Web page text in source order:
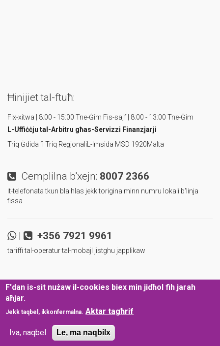
Ħinijiet tal-ftuħ:
Fix-xitwa | 8:00 - 15:00 Tne-Ġim Fis-sajf | 8:00 - 13:00 Tne-Ġim
L-Uffiċċju tal-Arbitru għas-Servizzi Finanzjarji
Triq Ġdida fi Triq Reġjonali L-Imsida MSD 1920Malta
Cemplilna b'xejn: 8007 2366
it-telefonata tkun bla hlas jekk torigina minn numru lokali b'linja
fissa
| +356 7921 9961
tariffi tal-operatur tal-mobajl jistghu japplikaw
| | Ibqa' aggornat u infurmat!
Politika tal-Protezzjoni tad-Data Dikjarazzjoni ta’ Aċċessibbiltà
F'dan is-sit nużaw il-cookies biex min jidħol fih jarah
aħjar.
Jekk taqbel, ikkonfermalna. Aktar tagħrif
Iva, naqbel Le, ma naqbilx